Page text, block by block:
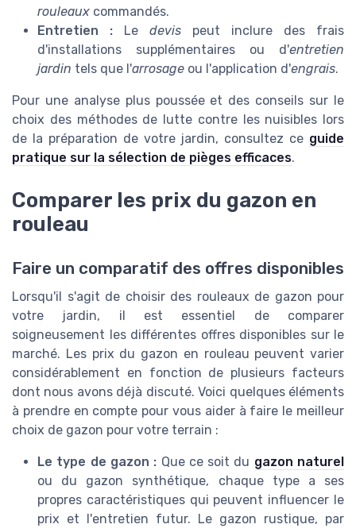
rouleaux commandés.
Entretien : Le devis peut inclure des frais
d'installations supplémentaires ou d'entretien
jardin tels que l'arrosage ou l'application d'engrais.
Pour une analyse plus poussée et des conseils sur le
choix des méthodes de lutte contre les nuisibles lors
de la préparation de votre jardin, consultez ce guide
pratique sur la sélection de pièges efficaces.
Comparer les prix du gazon en
rouleau
Faire un comparatif des offres disponibles
Lorsqu'il s'agit de choisir des rouleaux de gazon pour
votre jardin, il est essentiel de comparer
soigneusement les différentes offres disponibles sur le
marché. Les prix du gazon en rouleau peuvent varier
considérablement en fonction de plusieurs facteurs
dont nous avons déjà discuté. Voici quelques éléments
à prendre en compte pour vous aider à faire le meilleur
choix de gazon pour votre terrain :
Le type de gazon : Que ce soit du gazon naturel
ou du gazon synthétique, chaque type a ses
propres caractéristiques qui peuvent influencer le
prix et l'entretien futur. Le gazon rustique, par